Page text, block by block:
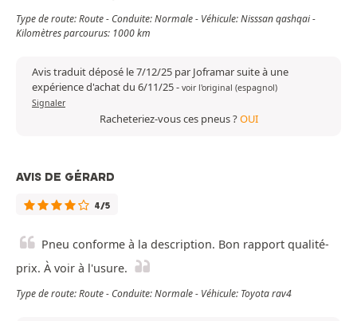
Type de route: Route - Conduite: Normale - Véhicule: Nisssan qashqai -
Kilomètres parcourus: 1000 km
Avis traduit déposé le 7/12/25 par Joframar suite à une
expérience d'achat du 6/11/25- voir l'original (espagnol)
Signaler
Racheteriez-vous ces pneus ?OUI
AVIS DE GÉRARD
4/5
Pneu conforme à la description. Bon rapport qualité-
prix. À voir à l'usure.
Type de route: Route - Conduite: Normale - Véhicule: Toyota rav4